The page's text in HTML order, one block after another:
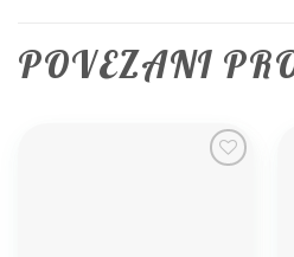
POVEZANI